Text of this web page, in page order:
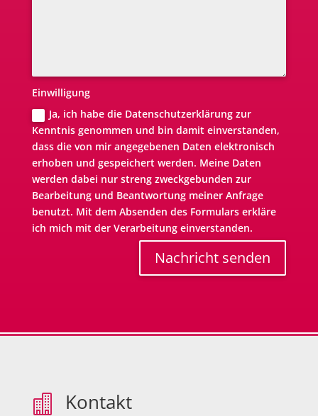
Einwilligung
Ja, ich habe die Datenschutzerklärung zur
Kenntnis genommen und bin damit einverstanden,
dass die von mir angegebenen Daten elektronisch
erhoben und gespeichert werden. Meine Daten
werden dabei nur streng zweckgebunden zur
Bearbeitung und Beantwortung meiner Anfrage
benutzt. Mit dem Absenden des Formulars erkläre
ich mich mit der Verarbeitung einverstanden.
Nachricht senden
 Kontakt